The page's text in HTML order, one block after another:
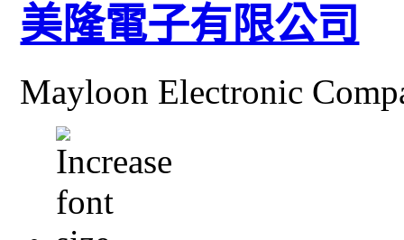
美隆電子有限公司
Mayloon Electronic